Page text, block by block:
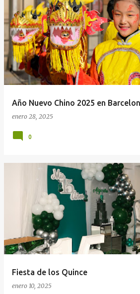
Año Nuevo Chino 2025 en
enero 28, 2025
0
Fiesta de los Quince
enero 10, 2025